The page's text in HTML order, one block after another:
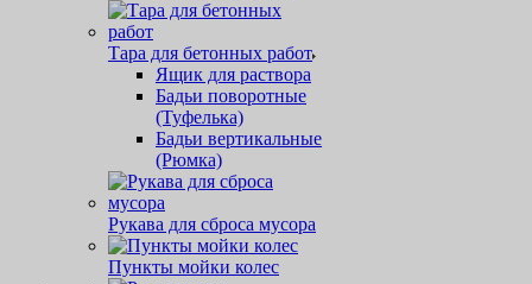
Тара для бетонных работ
Ящик для раствора
Бадьи поворотные
(Туфелька)
Бадьи вертикальные
(Рюмка)
Рукава для сброса мусора
Пункты мойки колес